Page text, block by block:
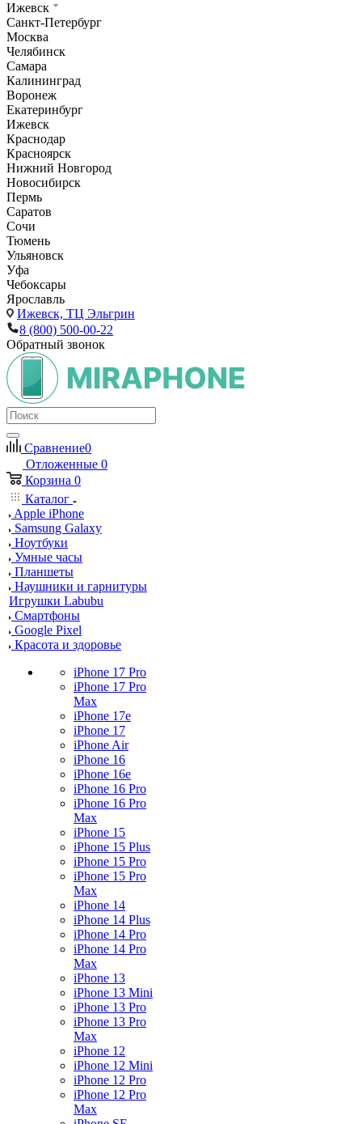
Ижевск
Санкт-Петербург
Москва
Челябинск
Самара
Калининград
Воронеж
Екатеринбург
Ижевск
Краснодар
Красноярск
Нижний Новгород
Новосибирск
Пермь
Саратов
Сочи
Тюмень
Ульяновск
Уфа
Чебоксары
Ярославль
Ижевск, ТЦ Эльгрин
8 (800) 500-00-22
Обратный звонок
Сравнение0
Отложенные 0
Корзина 0
Каталог
Apple iPhone
Samsung Galaxy
Ноутбуки
Умные часы
Планшеты
Наушники и гарнитуры
Игрушки Labubu
Смартфоны
Google Pixel
Красота и здоровье
iPhone 17 Pro
iPhone 17 Pro
Max
iPhone 17e
iPhone 17
iPhone Air
iPhone 16
iPhone 16e
iPhone 16 Pro
iPhone 16 Pro
Max
iPhone 15
iPhone 15 Plus
iPhone 15 Pro
iPhone 15 Pro
Max
iPhone 14
iPhone 14 Plus
iPhone 14 Pro
iPhone 14 Pro
Max
iPhone 13
iPhone 13 Mini
iPhone 13 Pro
iPhone 13 Pro
Max
iPhone 12
iPhone 12 Mini
iPhone 12 Pro
iPhone 12 Pro
Max